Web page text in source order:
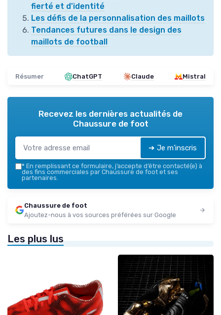
fierté et d'identité
Les défis de la personnalisation des maillots
Tendances futures dans le design des
maillots de football
Résumer ChatGPT Claude Mistral
Recevez les dernières actualités de
Chaussure de foot
➔ Je m'inscris
* En remplissant ce formulaire, j’accepte d’être contacté(e) à
des fins commerciales par Chaussure de foot et ses
partenaires.
Chaussure de foot
Ajoutez-nous à vos sources préférées sur Google
Les plus lus